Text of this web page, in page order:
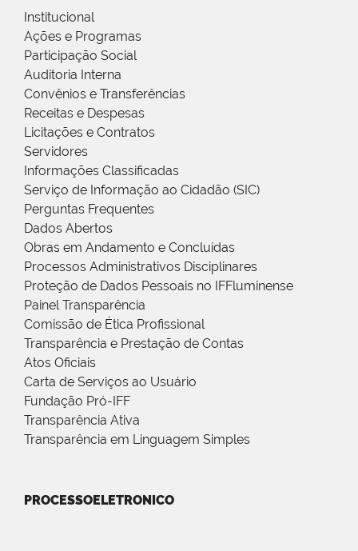
Institucional
Ações e Programas
Participação Social
Auditoria Interna
Convênios e Transferências
Receitas e Despesas
Licitações e Contratos
Servidores
Informações Classificadas
Serviço de Informação ao Cidadão (SIC)
Perguntas Frequentes
Dados Abertos
Obras em Andamento e Concluídas
Processos Administrativos Disciplinares
Proteção de Dados Pessoais no IFFluminense
Painel Transparência
Comissão de Ética Profissional
Transparência e Prestação de Contas
Atos Oficiais
Carta de Serviços ao Usuário
Fundação Pró-IFF
Transparência Ativa
Transparência em Linguagem Simples
PROCESSOELETRONICO